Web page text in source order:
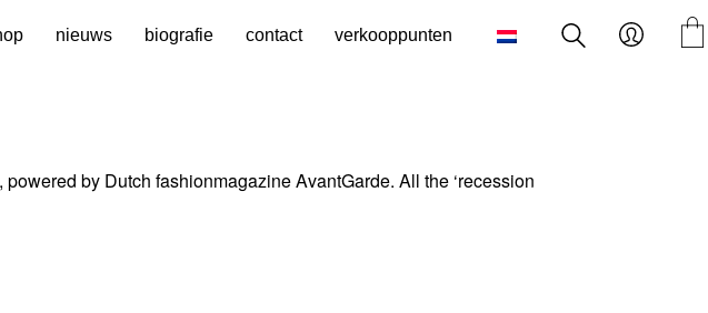
nieuws biografie contact verkooppunten
by Dutch fashionmagazine AvantGarde. All the ‘recession